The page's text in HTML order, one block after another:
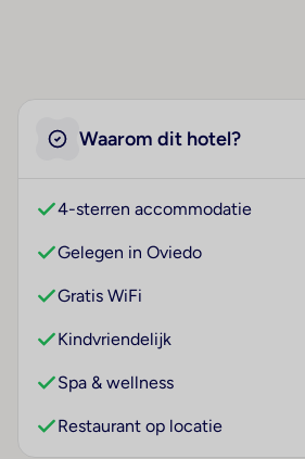
Waarom dit hotel?
4-sterren accommodatie
Gelegen in Oviedo
Gratis WiFi
Kindvriendelijk
Spa & wellness
Restaurant op locatie